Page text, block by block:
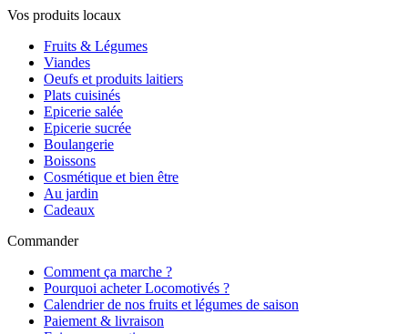
Vos produits locaux
Fruits & Légumes
Viandes
Oeufs et produits laitiers
Plats cuisinés
Epicerie salée
Epicerie sucrée
Boulangerie
Boissons
Cosmétique et bien être
Au jardin
Cadeaux
Commander
Comment ça marche ?
Pourquoi acheter Locomotivés ?
Calendrier de nos fruits et légumes de saison
Paiement & livraison